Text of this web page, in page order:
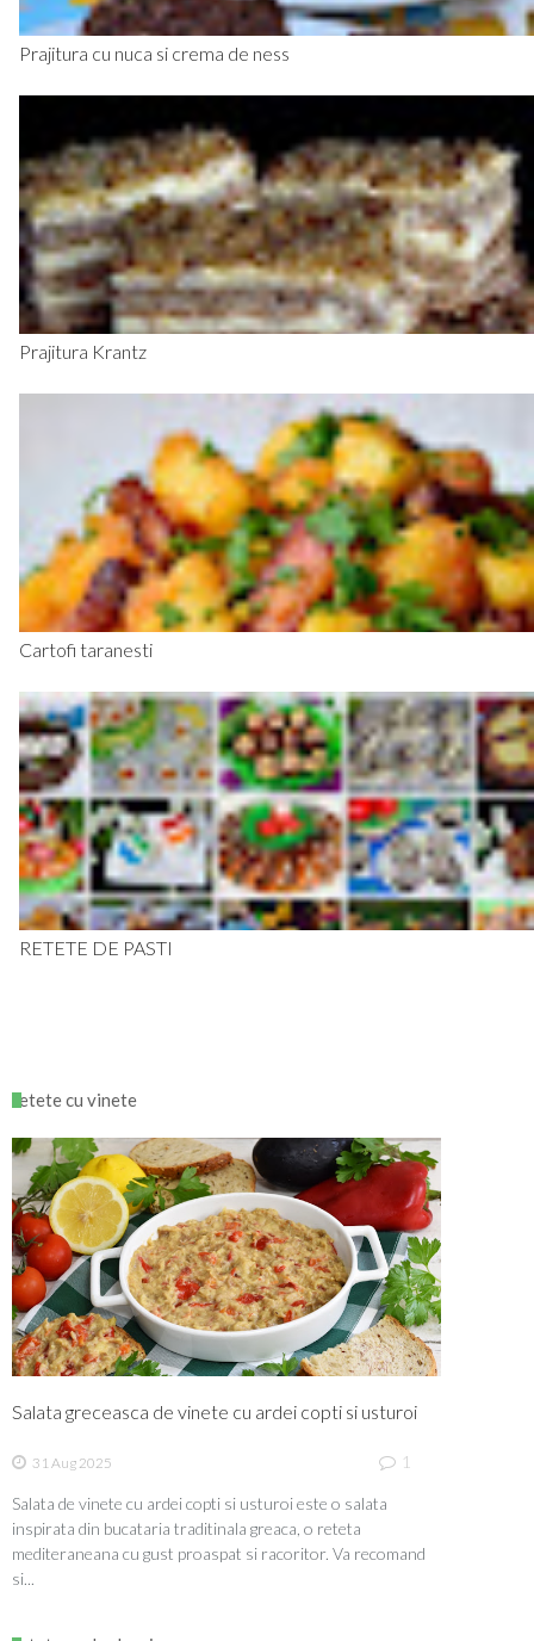
Prajitura cu nuca si crema de ness
Prajitura Krantz
Cartofi taranesti
RETETE DE PASTI
retete cu vinete
Salata greceasca de vinete cu ardei copti si usturoi
31 Aug 2025 1
Salata de vinete cu ardei copti si usturoi este o salata
inspirata din bucataria traditinala greaca, o reteta
mediteraneana cu gust proaspat si racoritor. Va recomand
si...